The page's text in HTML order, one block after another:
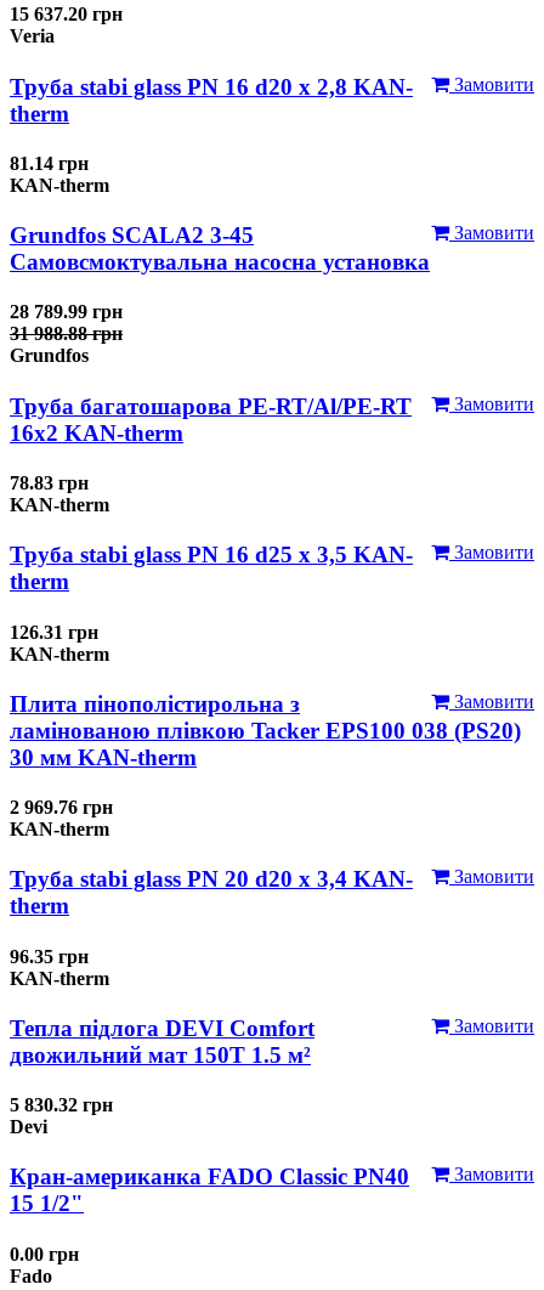
15 637.20 грн
Veria
Замовити
Труба stabi glass PN 16 d20 х 2,8 KAN-
therm
81.14 грн
KAN-therm
Замовити
Grundfos SCALA2 3-45
Самовсмоктувальна насосна установка
28 789.99 грн
31 988.88 грн
Grundfos
Замовити
Труба багатошарова PE-RT/Al/PE-RT
16x2 KAN-therm
78.83 грн
KAN-therm
Замовити
Труба stabi glass PN 16 d25 х 3,5 KAN-
therm
126.31 грн
KAN-therm
Замовити
Плита пінополістирольна з
ламінованою плівкою Tacker EPS100 038 (PS20)
30 мм KAN-therm
2 969.76 грн
KAN-therm
Замовити
Труба stabi glass PN 20 d20 х 3,4 KAN-
therm
96.35 грн
KAN-therm
Замовити
Тепла підлога DEVI Comfort
двожильний мат 150T 1.5 м²
5 830.32 грн
Devi
Замовити
Кран-американка FADO Classic PN40
15 1/2"
0.00 грн
Fado